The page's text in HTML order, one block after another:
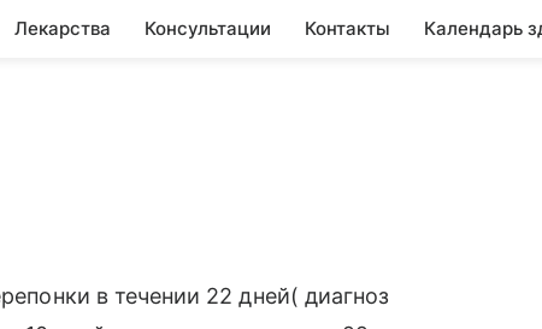
Лекарства Консультации Контакты Календарь
в течении 22 дней( диагноз